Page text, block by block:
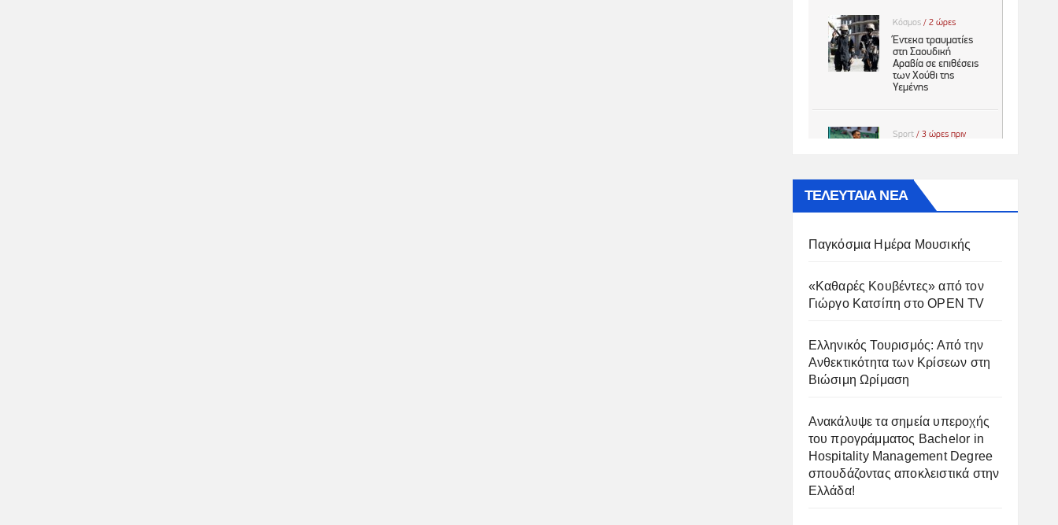
ΤΕΛΕΥΤΑΙΑ ΝΕΑ
Παγκόσμια Ημέρα Μουσικής
«Καθαρές Κουβέντες» από τον
Γιώργο Κατσίπη στο OPEN TV
Ελληνικός Τουρισμός: Από την
Ανθεκτικότητα των Κρίσεων στη
Βιώσιμη Ωρίμαση
Ανακάλυψε τα σημεία υπεροχής
του προγράμματος Bachelor in
Hospitality Management Degree
σπουδάζοντας αποκλειστικά στην
Ελλάδα!